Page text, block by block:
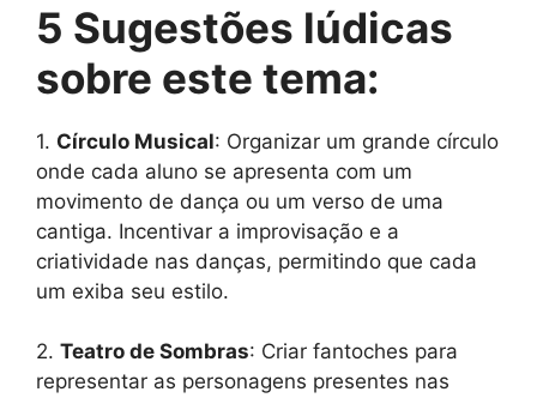
5 Sugestões lúdicas
sobre este tema:
1. Círculo Musical: Organizar um grande círculo
onde cada aluno se apresenta com um
movimento de dança ou um verso de uma
cantiga. Incentivar a improvisação e a
criatividade nas danças, permitindo que cada
um exiba seu estilo.
2. Teatro de Sombras: Criar fantoches para
representar as personagens presentes nas